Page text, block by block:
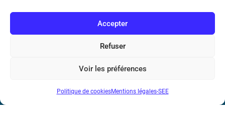
Accepter
Refuser
Voir les préférences
Politique de cookiesMentions légales-SEE
75116 Paris
Téléphone : (+33) 1 56 90 37 17
N° de SIREN : 785 393 232, Code APE : 9412Z TVA intra-